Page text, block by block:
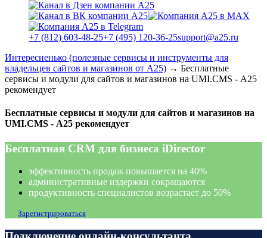
+7 (812) 603-48-25+7 (495) 120-36-25support@a25.ru
Интересненько (полезные сервисы и инструменты для
владельцев сайтов и магазинов от А25) → Бесплатные
сервисы и модули для сайтов и магазинов на UMI.CMS - А25
рекомендует
Бесплатные сервисы и модули для сайтов и магазинов на
UMI.CMS - А25 рекомендует
Бесплатная CRM для бизнеса iDirector
эффективность продаж повышается на 40%
административные издержки сокращаются
продуктивность специалистов возрастает до 50%
Зарегистрироваться